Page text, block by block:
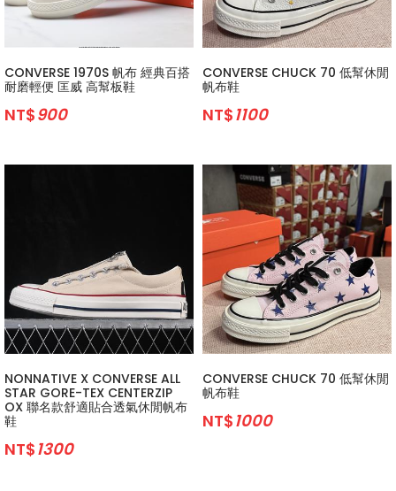
CONVERSE 1970S 帆布 經典百搭
耐磨輕便 匡威 高幫板鞋
NT$900
CONVERSE CHUCK 70 低幫休閒
帆布鞋
NT$1100
NONNATIVE X CONVERSE ALL
STAR GORE-TEX CENTERZIP
OX 聯名款舒適貼合透氣休閒帆布
鞋
NT$1300
CONVERSE CHUCK 70 低幫休閒
帆布鞋
NT$1000